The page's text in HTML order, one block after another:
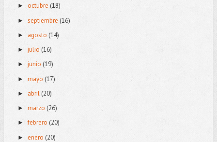
► octubre (18)
► septiembre (16)
► agosto (14)
► julio (16)
► junio (19)
► mayo (17)
► abril(20)
► marzo (26)
►febrero (20)
► enero (20)